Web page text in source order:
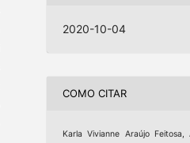
2020-10-04
COMO CITAR
Karla Vivianne Araújo Feitosa,